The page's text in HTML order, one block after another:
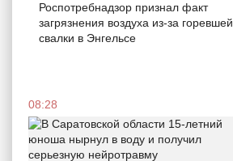
Роспотребнадзор признал факт
загрязнения воздуха из-за горевшей
свалки в Энгельсе
08:28